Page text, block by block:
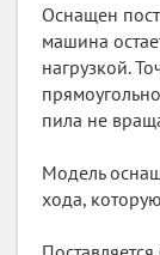
Оснащен
машина
нагрузкой.
пила не
Модель
хода,